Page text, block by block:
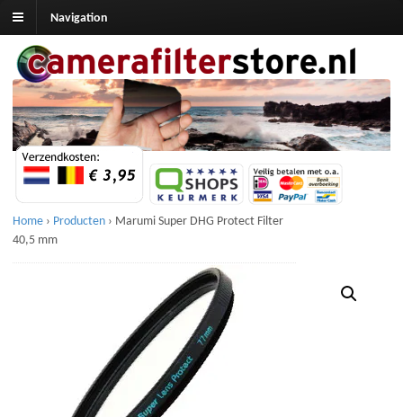
Navigation
Home › Producten › Marumi Super DHG Protect Filter
40,5 mm